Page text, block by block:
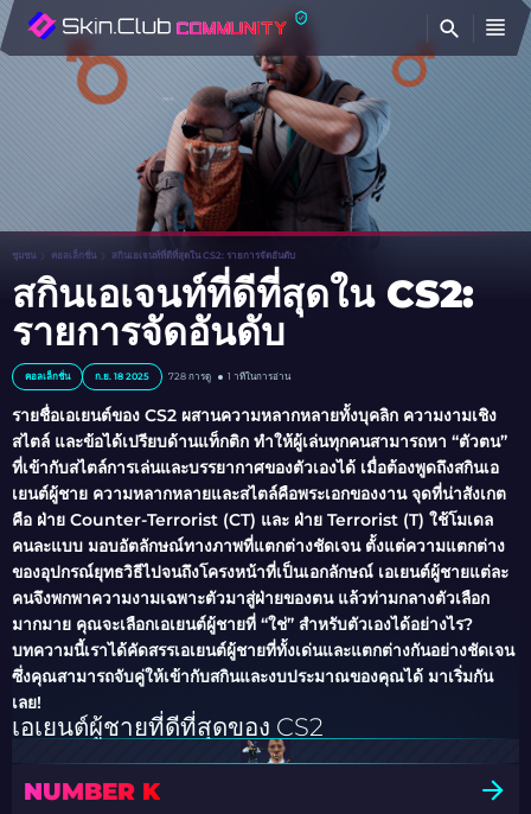
ค้
ชุมชน คอลเล็กชั่น สกินเอเจนท์ที่ดีที่สุดใน CS2: รายการจัดอันดับ
สกินเอเจนท์ที่ดีที่สุดใน CS2:
รายการจัดอันดับ
คอลเล็กชั่น ก.ย. 18 2025 728 การดู 1 าทีในการอ่าน
รายชื่อเอเยนต์ของ CS2 ผสานความหลากหลายทั้งบุคลิก ความงามเชิง
สไตล์ และข้อได้เปรียบด้านแท็กติก ทำให้ผู้เล่นทุกคนสามารถหา “ตัวตน”
ที่เข้ากับสไตล์การเล่นและบรรยากาศของตัวเองได้ เมื่อต้องพูดถึงสกินเอ
เยนต์ผู้ชาย ความหลากหลายและสไตล์คือพระเอกของงาน จุดที่น่าสังเกต
คือ ฝ่าย Counter-Terrorist (CT) และ ฝ่าย Terrorist (T) ใช้โมเดล
คนละแบบ มอบอัตลักษณ์ทางภาพที่แตกต่างชัดเจน ตั้งแต่ความแตกต่าง
ของอุปกรณ์ยุทธวิธีไปจนถึงโครงหน้าที่เป็นเอกลักษณ์ เอเยนต์ผู้ชายแต่ละ
คนจึงพกพาความงามเฉพาะตัวมาสู่ฝ่ายของตน แล้วท่ามกลางตัวเลือก
มากมาย คุณจะเลือกเอเยนต์ผู้ชายที่ “ใช่” สำหรับตัวเองได้อย่างไร?
บทความนี้เราได้คัดสรรเอเยนต์ผู้ชายที่ทั้งเด่นและแตกต่างกันอย่างชัดเจน
ซึ่งคุณสามารถจับคู่ให้เข้ากับสกินและงบประมาณของคุณได้ มาเริ่มกัน
เลย!
เอเยนต์ผู้ชายที่ดีที่สุดของ CS2
NUMBER K